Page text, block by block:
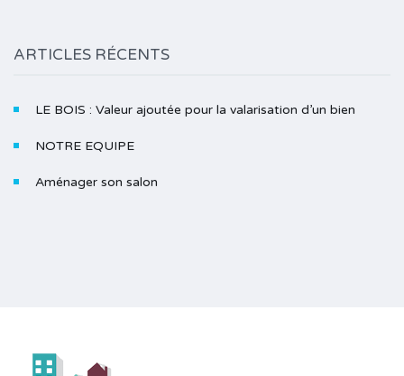
ARTICLES RÉCENTS
LE BOIS : Valeur ajoutée pour la valarisation d’un bien
NOTRE EQUIPE
Aménager son salon